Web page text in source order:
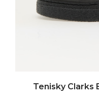
Tenisky Clarks